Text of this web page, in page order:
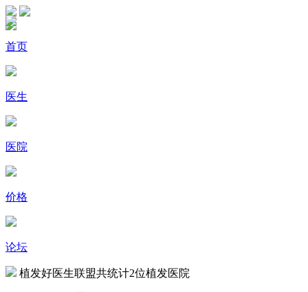
首页
医生
医院
价格
论坛
植发好医生联盟共统计2位植发医院